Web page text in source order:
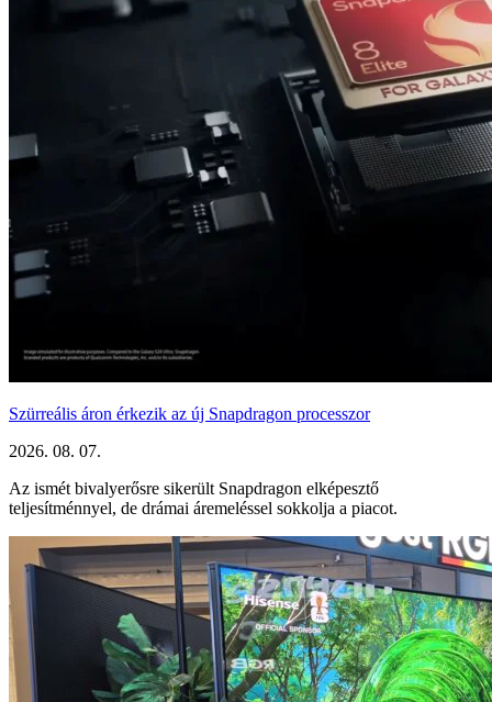
Szürreális áron érkezik az új Snapdragon processzor
2026. 08. 07.
Az ismét bivalyerősre sikerült Snapdragon elképesztő
teljesítménnyel, de drámai áremeléssel sokkolja a piacot.